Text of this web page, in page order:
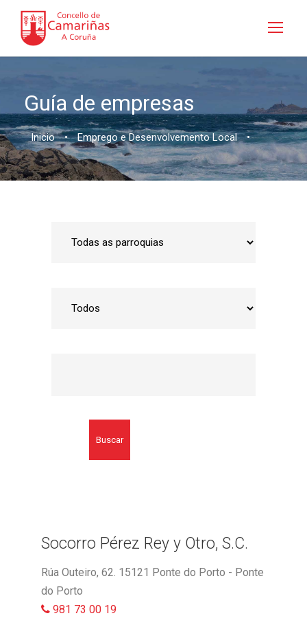
Guía de empresas
Inicio • Emprego e Desenvolvemento Local •
Buscar
Socorro Pérez Rey y Otro, S.C.
Rúa Outeiro, 62. 15121 Ponte do Porto - Ponte
do Porto
981 73 00 19